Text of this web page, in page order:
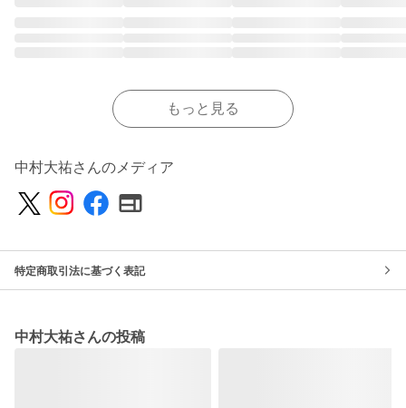
もっと見る
中村大祐さんのメディア
特定商取引法に基づく表記
中村大祐さんの投稿